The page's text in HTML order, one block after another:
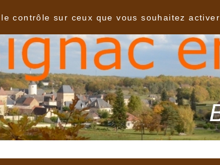
contrôle sur ceux que vous souhaitez activer